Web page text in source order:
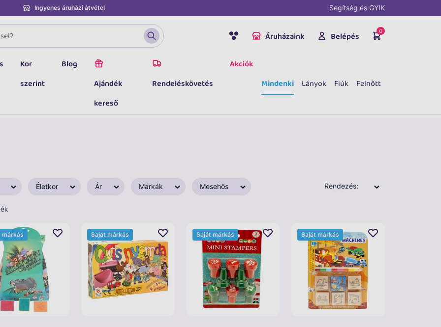
Ingyenes áruházi átvétel Segítség és GYIK
Áruházaink Belépés 0
Kor
szerint
Blog
Ajándék
kereső
Rendeléskövetés
Akciók
Mindenki
Lányok Fiúk Felnőtt
Életkor Ár Márkák Mesehős Rendezés:
márkás Saját márkás Saját márkás Saját márkás